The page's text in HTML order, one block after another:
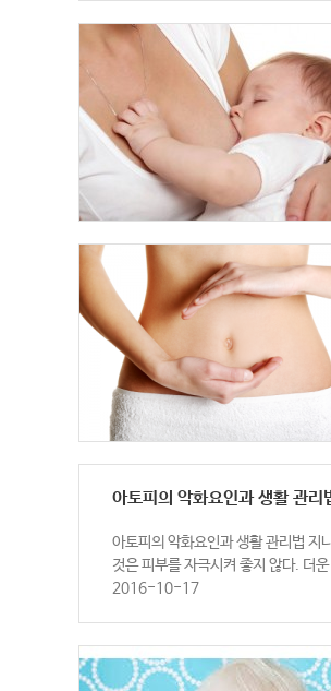
아토피의 악화요인과 생활 관리
아토피의 악화요인과 생활 관리법 지
것은 피부를 자극시켜 좋지 않다. 더
2016-10-17